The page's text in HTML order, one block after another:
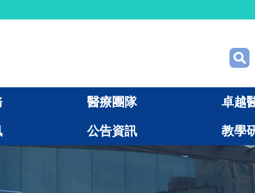
醫療團隊 卓越
公告資訊 教學